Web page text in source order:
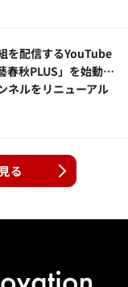
を配信するYouTube
春秋PLUS」を始動…
ネルをリニューアル
る